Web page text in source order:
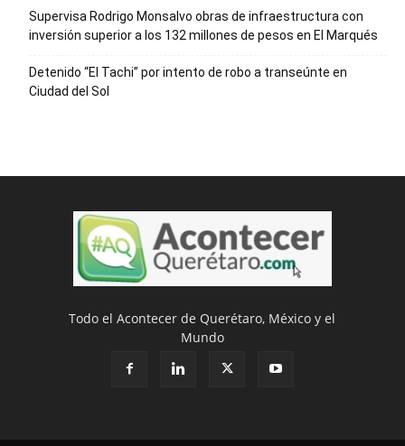
Supervisa Rodrigo Monsalvo obras de infraestructura con
inversión superior a los 132 millones de pesos en El Marqués
Detenido “El Tachi” por intento de robo a transeúnte en
Ciudad del Sol
Todo el Acontecer de Querétaro, México y el
Mundo